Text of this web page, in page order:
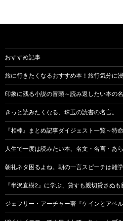
おすすめ記事
旅に行きたくなるおすすめ本！旅行気分に浸
印象に残る小説の冒頭～読み返したい本の
きっと読みたくなる、珠玉の読書の名言。
『相棒』まとめ記事ダイジェスト一覧～特
人生で一度は読みたい本。名文・名言・あら
朝礼ネタ困るよね。朝の一言スピーチは雑
『半沢直樹2』に学ぶ、貸すも親切貸さぬも
ジェフリー・アーチャー著『ケインとアベ